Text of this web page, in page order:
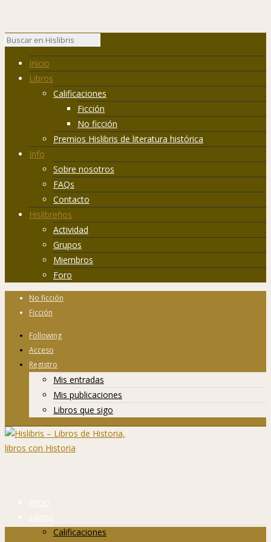
Inicio
Libros
Calificaciones
Ficción
No ficción
Premios Hislibris de literatura histórica
Info
Sobre nosotros
FAQs
Contacto
Hislibreños
Actividad
Grupos
Miembros
Foro
No ficción
Ficción
Following
Acceso
Registro
Mis entradas
Mis publicaciones
Libros que sigo
Inicio
Libros
Calificaciones